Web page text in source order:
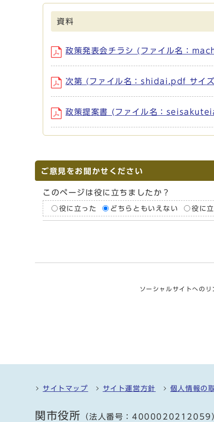
資料
政策発表会チラシ (ファイル名：
次第 (ファイル名：shidai.pdf サイ
政策提案書 (ファイル名：
ご意見をお聞かせください
このページは役に立ちましたか？
役に立った どちらともいえない 役に
ソーシャルサイトへの
サイトマップ サイト運営方針 個人情報の
関市役所 （法人番号：4000020212059